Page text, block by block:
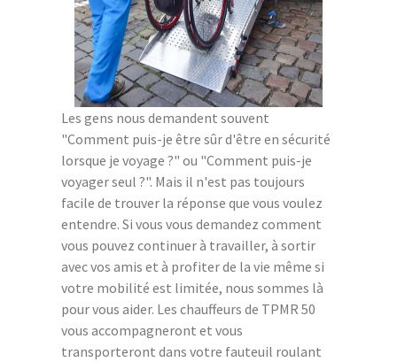
Les gens nous demandent souvent
"Comment puis-je être sûr d'être en sécurité
lorsque je voyage ?" ou "Comment puis-je
voyager seul ?". Mais il n'est pas toujours
facile de trouver la réponse que vous voulez
entendre. Si vous vous demandez comment
vous pouvez continuer à travailler, à sortir
avec vos amis et à profiter de la vie même si
votre mobilité est limitée, nous sommes là
pour vous aider. Les chauffeurs de TPMR 50
vous accompagneront et vous
transporteront dans votre fauteuil roulant